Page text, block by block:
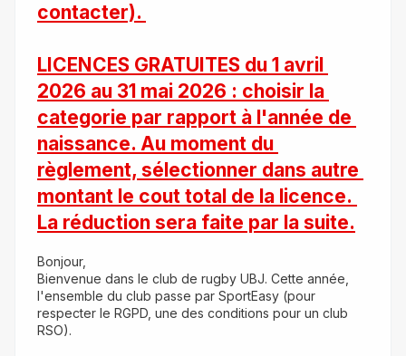
contacter).
LICENCES GRATUITES du 1 avril
2026 au 31 mai 2026 : choisir la
categorie par rapport à l'année de
naissance. Au moment du
règlement, sélectionner dans autre
montant le cout total de la licence.
La réduction sera faite par la suite.
Bonjour,
Bienvenue dans le club de rugby UBJ. Cette année,
l'ensemble du club passe par SportEasy (pour
respecter le RGPD, une des conditions pour un club
RSO).